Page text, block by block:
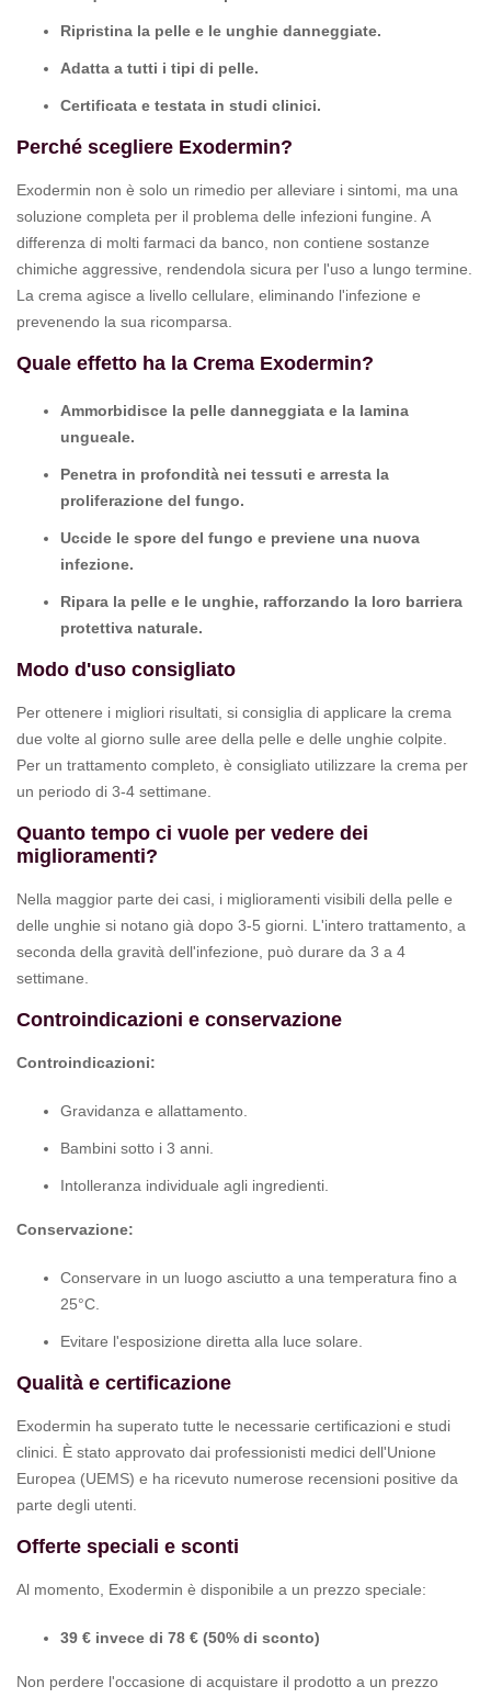
Ripristina la pelle e le unghie danneggiate.
Adatta a tutti i tipi di pelle.
Certificata e testata in studi clinici.
Perché scegliere Exodermin?
Exodermin non è solo un rimedio per alleviare i sintomi, ma una
soluzione completa per il problema delle infezioni fungine. A
differenza di molti farmaci da banco, non contiene sostanze
chimiche aggressive, rendendola sicura per l'uso a lungo termine.
La crema agisce a livello cellulare, eliminando l'infezione e
prevenendo la sua ricomparsa.
Quale effetto ha la Crema Exodermin?
Ammorbidisce la pelle danneggiata e la lamina
ungueale.
Penetra in profondità nei tessuti e arresta la
proliferazione del fungo.
Uccide le spore del fungo e previene una nuova
infezione.
Ripara la pelle e le unghie, rafforzando la loro barriera
protettiva naturale.
Modo d'uso consigliato
Per ottenere i migliori risultati, si consiglia di applicare la crema
due volte al giorno sulle aree della pelle e delle unghie colpite.
Per un trattamento completo, è consigliato utilizzare la crema per
un periodo di 3-4 settimane.
Quanto tempo ci vuole per vedere dei
miglioramenti?
Nella maggior parte dei casi, i miglioramenti visibili della pelle e
delle unghie si notano già dopo 3-5 giorni. L'intero trattamento, a
seconda della gravità dell'infezione, può durare da 3 a 4
settimane.
Controindicazioni e conservazione
Controindicazioni:
Gravidanza e allattamento.
Bambini sotto i 3 anni.
Intolleranza individuale agli ingredienti.
Conservazione:
Conservare in un luogo asciutto a una temperatura fino a
25°C.
Evitare l'esposizione diretta alla luce solare.
Qualità e certificazione
Exodermin ha superato tutte le necessarie certificazioni e studi
clinici. È stato approvato dai professionisti medici dell'Unione
Europea (UEMS) e ha ricevuto numerose recensioni positive da
parte degli utenti.
Offerte speciali e sconti
Al momento, Exodermin è disponibile a un prezzo speciale:
39 € invece di 78 € (50% di sconto)
Non perdere l'occasione di acquistare il prodotto a un prezzo